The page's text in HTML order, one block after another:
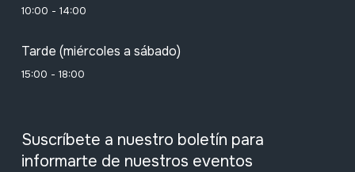
10:00 - 14:00
Tarde (miércoles a sábado)
15:00 - 18:00
Suscríbete a nuestro boletín para
informarte de nuestros eventos